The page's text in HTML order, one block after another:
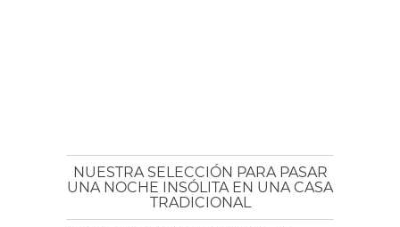
NUESTRA SELECCIÓN PARA PASAR
UNA NOCHE INSÓLITA EN UNA CASA
TRADICIONAL